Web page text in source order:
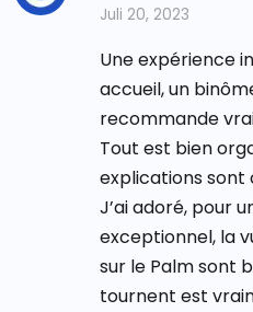
Juli 20, 2023
Une expérience
accueil, un
recommande
Tout est bien
explications sont
J’ai adoré, pour
exceptionnel, la
sur le Palm sont
tournent est